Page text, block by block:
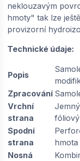
neklouzavým
hmoty" tak lze
provizorní
Technické údaje:
Popis
Zpracování
Vrchní
strana
fóliový
Spodní
strana
Nosná